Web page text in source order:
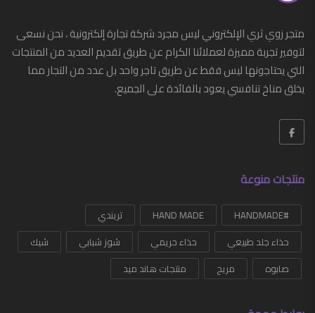
أدوات منزلية
أزياء
أزياء رجالي
ساعات
G-SHOCK
شرابات
متجر زوي ثري الإلكتروني ليس مجرد شركة تجارة إلكترونية ، نحن نسعى
لتوفير تجربة مميزة لعملائنا الكرام عن طريق تقديم العديد من المنتجات
التي يحتاجونها ليس فقط عن طريق تاجر واحد بل عدد من التجار مما
يخلق مناخ تنافسي يعود بالفائدة على الجميع.
منتجات منوعة
#HANDMADE
HAND MADE
تريندي
حذاء جلد طبيعي
حذاء حريمي شوز شبابي
شيك
صابوه
مريح منتجات هاند ميد